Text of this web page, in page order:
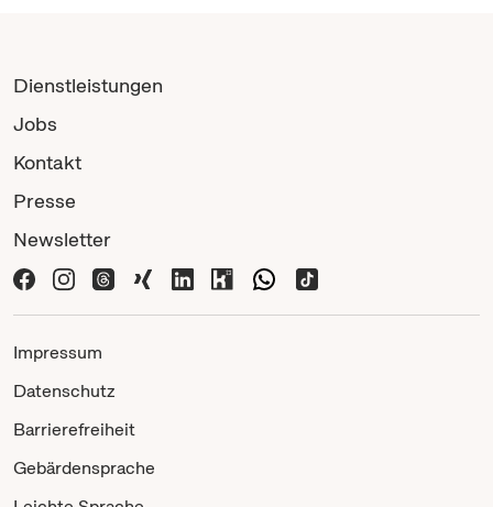
Dienstleistungen
Jobs
Kontakt
Presse
Newsletter
Impressum
Datenschutz
Barrierefreiheit
Gebärdensprache